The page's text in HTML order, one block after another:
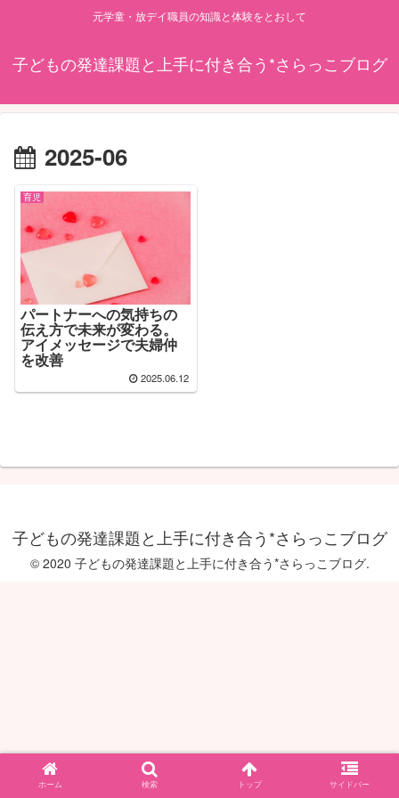
元学童・放デイ職員の知識と体験をとおして
子どもの発達課題と上手に付き合う*さらっこブログ
2025-06
育児
パートナーへの気持ちの
伝え方で未来が変わる。
アイメッセージで夫婦仲
を改善
2025.06.12
子どもの発達課題と上手に付き合う*さらっこブログ
© 2020 子どもの発達課題と上手に付き合う*さらっこブログ.
ホーム 検索 トップ サイドバー